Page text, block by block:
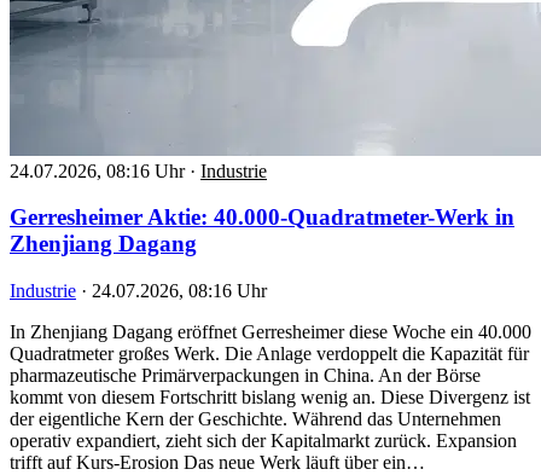
24.07.2026, 08:16 Uhr · Industrie
Gerresheimer Aktie: 40.000-Quadratmeter-Werk in
Zhenjiang Dagang
Industrie · 24.07.2026, 08:16 Uhr
In Zhenjiang Dagang eröffnet Gerresheimer diese Woche ein 40.000
Quadratmeter großes Werk. Die Anlage verdoppelt die Kapazität für
pharmazeutische Primärverpackungen in China. An der Börse
kommt von diesem Fortschritt bislang wenig an. Diese Divergenz ist
der eigentliche Kern der Geschichte. Während das Unternehmen
operativ expandiert, zieht sich der Kapitalmarkt zurück. Expansion
trifft auf Kurs-Erosion Das neue Werk läuft über ein…